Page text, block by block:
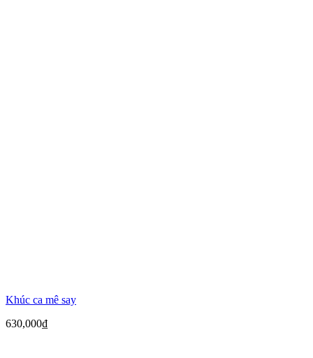
Khúc ca mê say
630,000₫